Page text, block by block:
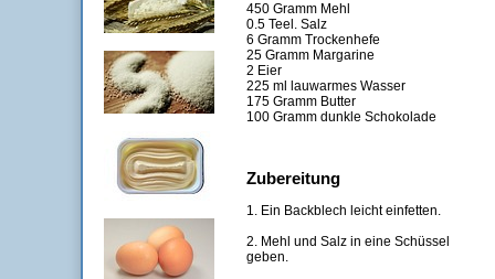
450 Gramm Mehl
0.5 Teel. Salz
6 Gramm Trockenhefe
25 Gramm Margarine
2 Eier
225 ml lauwarmes Wasser
175 Gramm Butter
100 Gramm dunkle Schokolade
Zubereitung
1. Ein Backblech leicht einfetten.
2. Mehl und Salz in eine Schüssel
geben.